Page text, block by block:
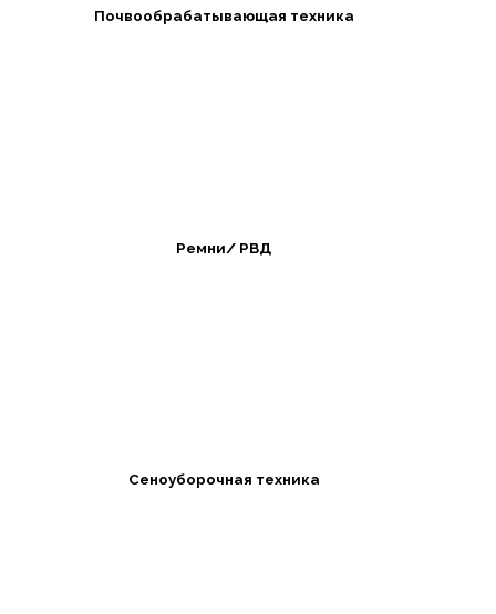
Почвообрабатывающая техника
Ремни/ РВД
Сеноуборочная техника